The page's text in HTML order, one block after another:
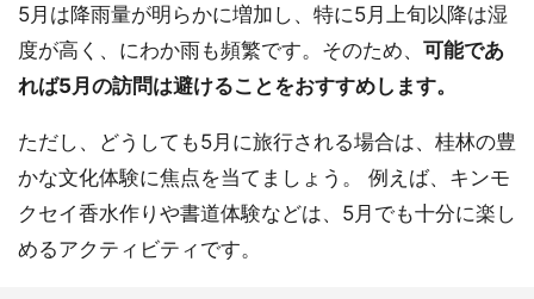
5月は降雨量が明らかに増加し、特に5月上旬以降は湿
度が高く、にわか雨も頻繁です。そのため、 可能であ
れば5月の訪問は避けることをおすすめします。
ただし、どうしても5月に旅行される場合は、桂林の豊
かな文化体験に焦点を当てましょう。 例えば、キンモ
クセイ香水作りや書道体験などは、5月でも十分に楽し
めるアクティビティです。